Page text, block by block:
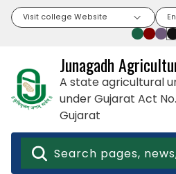
Visit college Website
Junagadh
A state agricultural
under Gujarat Act
Gujarat